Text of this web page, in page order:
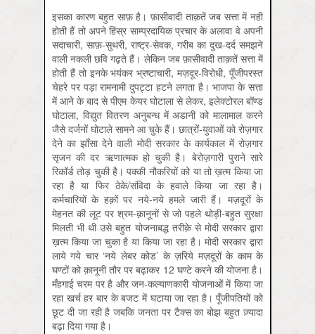
इसका कारण बहुत साफ़ है। फ़ासीवादी ताक़तें जब सत्ता में नहीं
होती हैं तो अपने हिंस्र साम्प्रदायिक प्रचार के अलावा वे अपनी
सदाचारी, साफ़-सुथरी, राष्ट्र-सेवक, गरीब का दुख-दर्द समझने
वाली नकली छवि गढ़ते हैं। लेकिन जब फ़ासीवादी ताक़तें सत्ता में
होती हैं तो इनके भयंकर भ्रष्टाचारी, मज़दूर-विरोधी, पूँजीपरस्त
चेहरे पर पड़ा रामनामी दुपट्टा हटने लगता है। भाजपा के सत्ता
में आने के बाद से पीएम केयर घोटाला से लेकर, इलेक्टोरल बॉण्ड
घोटाला, विद्युत वितरण अनुबन्ध में अडानी को मालामाल करने
जैसे दर्जनों घोटाले सामने आ चुके हैं। छात्रों-युवाओं को रोज़गार
देने का झाँसा देने वाली मोदी सरकार के कार्यकाल में रोज़गार
सृजन की दर ऋणात्मक हो चुकी है। बेरोज़गारी पुराने सारे
रिकॉर्ड तोड़ चुकी है। पक्की नौकरियों को या तो ख़त्म किया जा
रहा है या फिर ठेके/संविदा के हवाले किया जा रहा है।
कर्मचारियों के हक़ों पर नये-नये हमले जारी हैं। मज़दूरों के
मेहनत की लूट पर श्रम-क़ानूनों से जो पहले थोड़ी-बहुत सुरक्षा
मिलती भी थी उसे बहुत योजनाबद्ध तरीक़े से मोदी सरकार द्वारा
ख़त्म किया जा चुका है या किया जा रहा है। मोदी सरकार द्वारा
लाये गये चार ‘नये लेबर कोड’ के ज़रिये मज़दूरों के काम के
घण्टों को क़ानूनी तौर पर बढ़ाकर 12 घण्टे करने की योजना है।
मँहगाई चरम पर है और जन-कल्याणकारी योजनाओं में किया जा
रहा खर्च हर बार के बजट में घटाया जा रहा है। पूँजीपतियों को
छूट दी जा रही है जबकि जनता पर टैक्स का बोझ बहुत ज़्यादा
बढ़ा दिया गया है।